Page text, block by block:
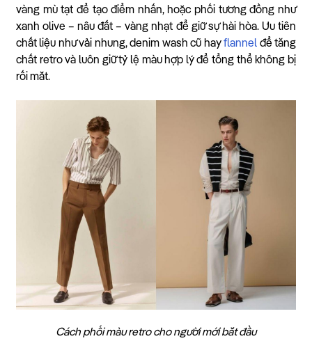
vàng mù tạt để tạo điểm nhấn, hoặc phối tương đồng như
xanh olive – nâu đất – vàng nhạt để giữ sự hài hòa. Ưu tiên
chất liệu như vải nhung, denim wash cũ hayflannel để tăng
chất retro và luôn giữ tỷ lệ màu hợp lý để tổng thể không bị
rối mắt.
Cách phối màu retro cho người mới bắt đầu